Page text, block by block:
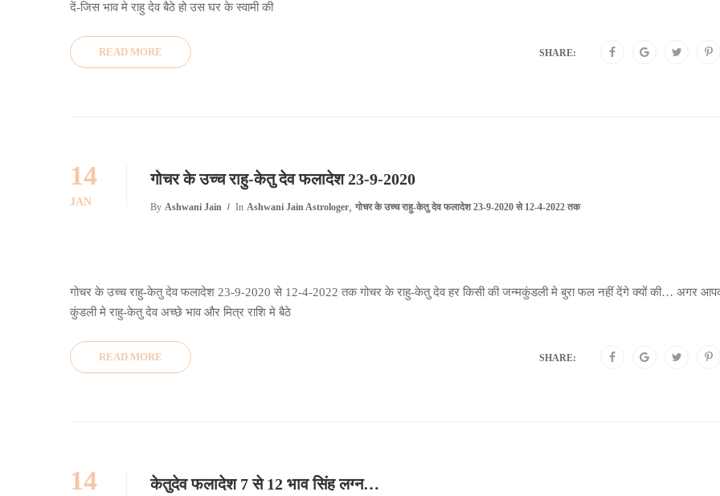
दें-जिस भाव मे राहु देव बैठे हो उस घर के स्वामी की
READ MORE SHARE:
14
JAN
गोचर के उच्च राहु-केतु देव फलादेश 23-9-2020
By Ashwani Jain In Ashwani Jain Astrologer, गोचर के उच्च राहु-केतु देव फलादेश 23-9-2020 से 12-4-2022 तक
गोचर के उच्च राहु-केतु देव फलादेश 23-9-2020 से 12-4-2022 तक गोचर के राहु-केतु देव हर किसी की जन्मकुंडली मे बुरा फल नहीं देंगे क्यों की… अगर
कुंडली मे राहु-केतु देव अच्छे भाव और मित्र राशि मे बैठे
READ MORE SHARE:
14 केतुदेव फलादेश 7 से 12 भाव सिंह लग्न…